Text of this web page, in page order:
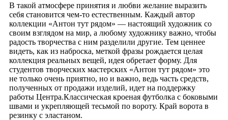
В такой атмосфере принятия и любви желание выразить
себя становится чем-то естественным. Каждый автор
коллекции «Антон тут рядом» — настоящий художник со
своим взглядом на мир, а любому художнику важно, чтобы
радость творчества с ним разделили другие. Тем ценнее
видеть, как из наброска, меткой фразы рождается целая
коллекция реальных вещей, идея обретает форму. Для
студентов творческих мастерских «Антон тут рядом» это
не только очень приятно, но и важно, ведь часть средств,
полученных от продажи изделий, идет на поддержку
работы Центра.Классическая кроеная футболка с боковыми
швами и укрепляющей тесьмой по вороту. Край ворота в
резинку с эластаном.